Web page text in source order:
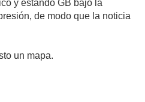
y estando GB bajo la
de modo que la noticia
un mapa.